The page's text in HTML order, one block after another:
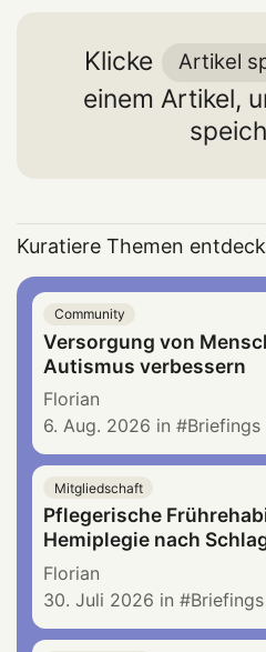
Klicke Artikel
einem Artikel,
Kuratiere Themen
Community
Versorgung von
Autismus verbessern
Florian
6. Aug. 2026 in Briefings
Mitgliedschaft
Pflegerische
Hemiplegie nach
Florian
30. Juli 2026 in Briefings